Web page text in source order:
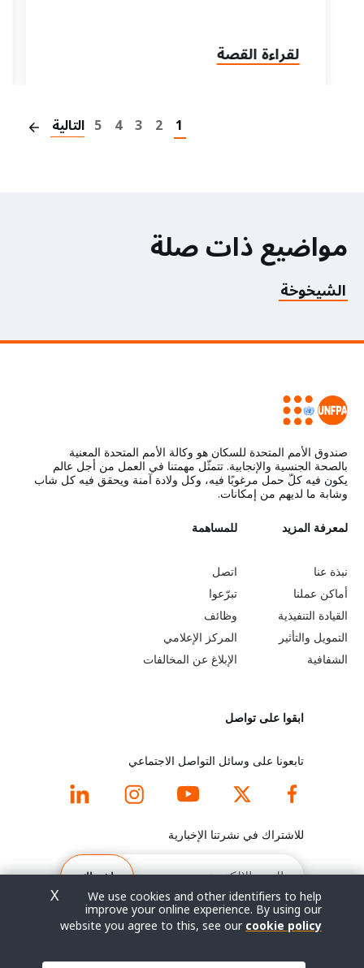
لقراءة القصة
1
2
3
4
5 التالية
مواضيع ذات صلة
الشيخوخة
صندوق الأمم المتحدة للسكان هو وكالة الأمم المتحدة المعنية
بالصحة الجنسية والإنجابية. تتمثّل مهمتنا في العمل من أجل عالم
يكون فيه كلّ حمل مرغوبًا فيه، وكل ولادة آمنة ويحقق فيه كل شاب
وشابة ما لديهم من إمكانات.
L
e
a
r
n
o
لمعرفة المزيد
نبذة عنا
أماكن عملنا
القيادة التنفيذية
التمويل والتأثير
الشفافية
G
o
b
e
y
n
d
f
o
o
t
e
r
للمساهمة
اتصل
تبرّعوا
وظائف
المركز الإعلامي
الإبلاغ عن المخالفات
ابقوا على تواصل
تابعونا على وسائل التواصل الاجتماعي
للاشتراك في نشرتنا الإخبارية
البريد
الإلكتروني
اشتراك
We use cookies and other identifiers to help
improve your online experience. By using our
website you agree to this, see ourcookie policy
X